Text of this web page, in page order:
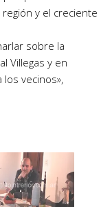
y el creciente
sobre la
Villegas y en
vecinos»,